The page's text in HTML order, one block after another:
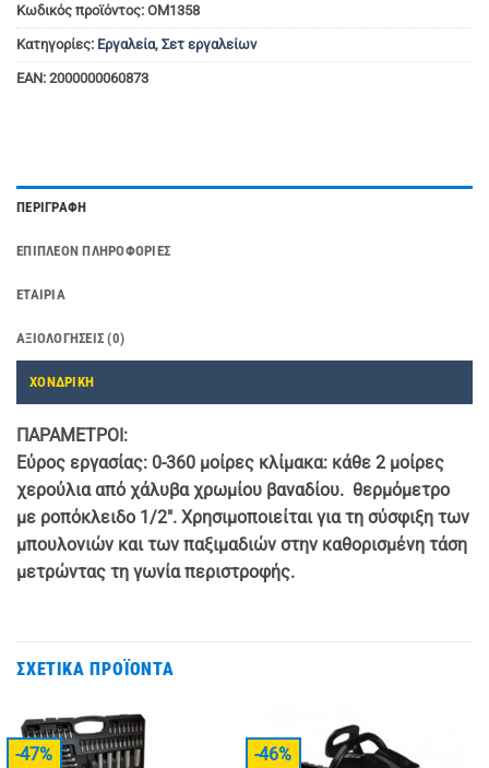
Κωδικός προϊόντος: OM1358
Κατηγορίες: Εργαλεία, Σετ εργαλείων
EAN: 2000000060873
ΠΕΡΙΓΡΑΦΉ
ΕΠΙΠΛΈΟΝ ΠΛΗΡΟΦΟΡΊΕΣ
ΕΤΑΙΡΊΑ
ΑΞΙΟΛΟΓΉΣΕΙΣ (0)
ΧΟΝΔΡΙΚΗ
ΠΑΡΑΜΕΤΡΟΙ :
Εύρος εργασίας: 0-360 μοίρες κλίμακα: κάθε 2 μοίρες
χερούλια από χάλυβα χρωμίου βαναδίου. θερμόμετρο
με ροπόκλειδο 1/2″. Χρησιμοποιείται για τη σύσφιξη των
μπουλονιών και των παξιμαδιών στην καθορισμένη τάση
μετρώντας τη γωνία περιστροφής.
ΣΧΕΤΙΚΆ ΠΡΟΪΌΝΤΑ
-47% -46%